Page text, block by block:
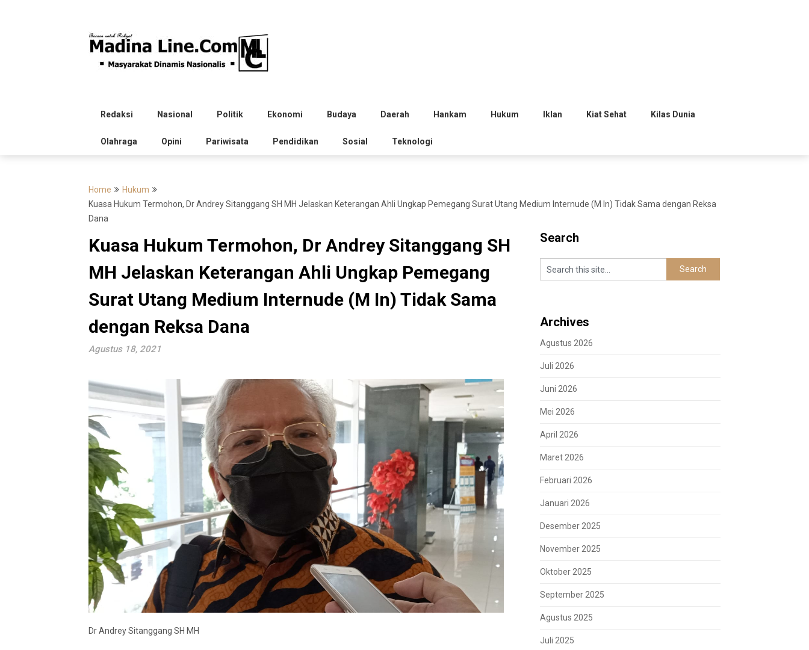
Redaksi Nasional Politik Ekonomi Budaya Daerah Hankam Hukum Iklan Kiat Sehat Kilas Dunia
Olahraga Opini Pariwisata Pendidikan Sosial Teknologi
Home
Hukum
Kuasa Hukum Termohon, Dr Andrey Sitanggang SH MH Jelaskan Keterangan Ahli Ungkap Pemegang Surat Utang Medium Internude (M In) Tidak Sama dengan Reksa
Dana
Kuasa Hukum Termohon, Dr Andrey Sitanggang SH
MH Jelaskan Keterangan Ahli Ungkap Pemegang
Surat Utang Medium Internude (M In) Tidak Sama
dengan Reksa Dana
Agustus 18, 2021
Dr Andrey Sitanggang SH MH
Search
Archives
Agustus 2026
Juli 2026
Juni 2026
Mei 2026
April 2026
Maret 2026
Februari 2026
Januari 2026
Desember 2025
November 2025
Oktober 2025
September 2025
Agustus 2025
Juli 2025